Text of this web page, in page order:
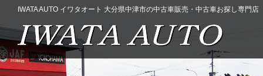
IWATA AUTO イワタオート 大分県中津市の中古車販売・中古車お探し専門店